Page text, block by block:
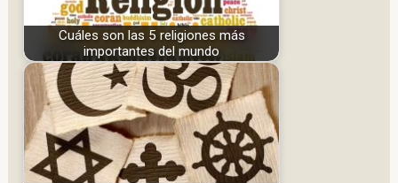
Cuáles son las 5 religiones más
importantes del mundo